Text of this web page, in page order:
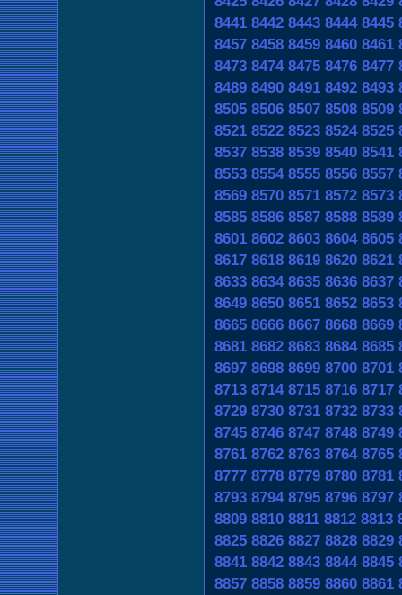
8441 8442 8443 8444 8445
8457 8458 8459 8460 8461
8473 8474 8475 8476 8477
8489 8490 8491 8492 8493
8505 8506 8507 8508 8509
8521 8522 8523 8524 8525
8537 8538 8539 8540 8541
8553 8554 8555 8556 8557
8569 8570 8571 8572 8573
8585 8586 8587 8588 8589
8601 8602 8603 8604 8605
8617 8618 8619 8620 8621
8633 8634 8635 8636 8637
8649 8650 8651 8652 8653
8665 8666 8667 8668 8669
8681 8682 8683 8684 8685
8697 8698 8699 8700 8701
8713 8714 8715 8716 8717
8729 8730 8731 8732 8733
8745 8746 8747 8748 8749
8761 8762 8763 8764 8765
8777 8778 8779 8780 8781
8793 8794 8795 8796 8797
8809 8810 8811 8812 8813
8825 8826 8827 8828 8829
8841 8842 8843 8844 8845
8857 8858 8859 8860 8861